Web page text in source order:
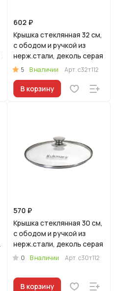
602 ₽
Крышка стеклянная 32 см,
с ободом и ручкой из
нерж.стали, деколь серая
5 В наличии Арт.с32т112
В корзину
570 ₽
Крышка стеклянная 30 см,
с ободом и ручкой из
нерж.стали, деколь серая
0 В наличии Арт.с30т112
В корзину